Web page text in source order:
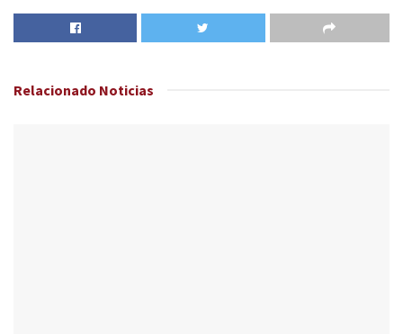
Relacionado Noticias